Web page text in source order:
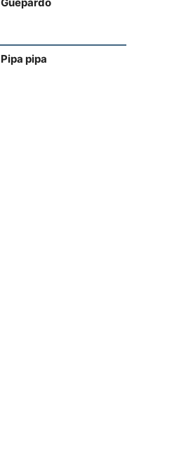
Pipa pipa